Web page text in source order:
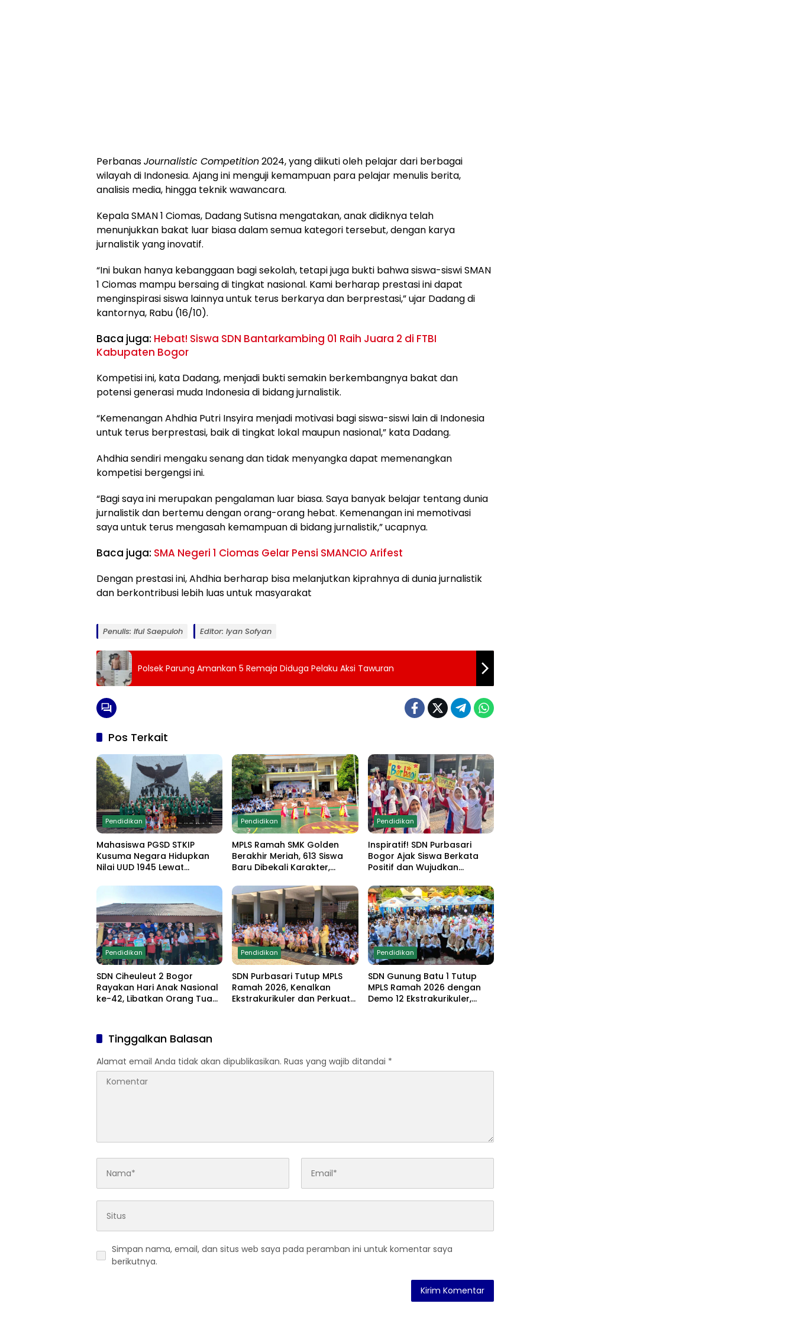
PerbanasJournalistic Competition2024, yang diikuti oleh pelajar dari berbagai
wilayah di Indonesia. Ajang ini menguji kemampuan para pelajar menulis berita,
analisis media, hingga teknik wawancara.
Kepala SMAN 1 Ciomas, Dadang Sutisna mengatakan, anak didiknya telah
menunjukkan bakat luar biasa dalam semua kategori tersebut, dengan karya
jurnalistik yang inovatif.
“Ini bukan hanya kebanggaan bagi sekolah, tetapi juga bukti bahwa siswa-siswi SMAN
1 Ciomas mampu bersaing di tingkat nasional. Kami berharap prestasi ini dapat
menginspirasi siswa lainnya untuk terus berkarya dan berprestasi,” ujar Dadang di
kantornya, Rabu (16/10).
Baca juga: Hebat! Siswa SDN Bantarkambing 01 Raih Juara 2 di FTBI
Kabupaten Bogor
Kompetisi ini, kata Dadang, menjadi bukti semakin berkembangnya bakat dan
potensi generasi muda Indonesia di bidang jurnalistik.
“Kemenangan Ahdhia Putri Insyira menjadi motivasi bagi siswa-siswi lain di Indonesia
untuk terus berprestasi, baik di tingkat lokal maupun nasional,” kata Dadang.
Ahdhia sendiri mengaku senang dan tidak menyangka dapat memenangkan
kompetisi bergengsi ini.
“Bagi saya ini merupakan pengalaman luar biasa. Saya banyak belajar tentang dunia
jurnalistik dan bertemu dengan orang-orang hebat. Kemenangan ini memotivasi
saya untuk terus mengasah kemampuan di bidang jurnalistik,” ucapnya.
Baca juga: SMA Negeri 1 Ciomas Gelar Pensi SMANCIO Arifest
Dengan prestasi ini, Ahdhia berharap bisa melanjutkan kiprahnya di dunia jurnalistik
dan berkontribusi lebih luas untuk masyarakat
Penulis: Iful Saepuloh Editor: Iyan Sofyan
Polsek Parung Amankan 5 Remaja Diduga Pelaku Aksi Tawuran
Pos Terkait
Pendidikan
Mahasiswa PGSD STKIP
Kusuma Negara Hidupkan
Nilai UUD 1945 Lewat
Monumen Pancasila Sakti
Pendidikan
MPLS Ramah SMK Golden
Berakhir Meriah, 613 Siswa
Baru Dibekali Karakter,
Demo Ekstrakurikuler
Pendidikan
Inspiratif! SDN Purbasari
Bogor Ajak Siswa Berkata
Positif dan Wujudkan
Pendidikan
SDN Ciheuleut 2 Bogor
Rayakan Hari Anak Nasional
ke-42, Libatkan Orang Tua
Berprestasi
Pendidikan
SDN Purbasari Tutup MPLS
Ramah 2026, Kenalkan
Ekstrakurikuler dan Perkuat
Pendidikan
SDN Gunung Batu 1 Tutup
MPLS Ramah 2026 dengan
Demo 12 Ekstrakurikuler,
Tinggalkan Balasan
Alamat email Anda tidak akan dipublikasikan. Ruas yang wajib ditandai *
Simpan nama, email, dan situs web saya pada peramban ini untuk komentar saya
berikutnya.